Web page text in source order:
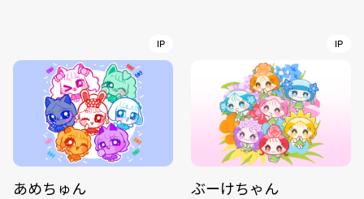
IP
あめちゅん
IP
ぶーけちゃん